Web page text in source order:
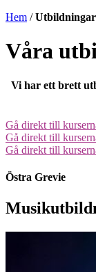
Hem /Utbildningar
Våra
Vi har ett brett
Gå direkt till
Gå direkt till
Gå direkt till
Östra Grevie